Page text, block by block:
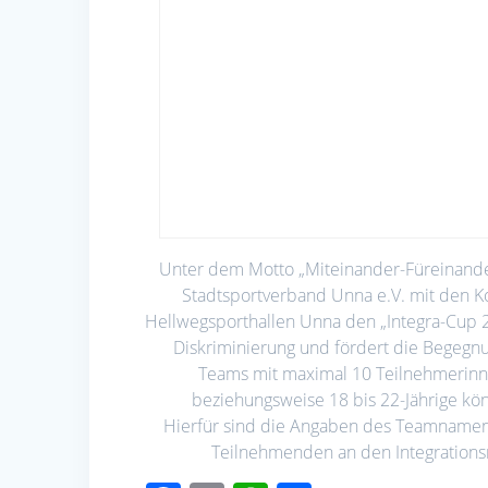
Unter dem Motto „Miteinander-
Stadtsportverband Unna e.V. mit den
Hellwegsporthallen Unna den „Integra-Cup
Diskriminierung und fördert die
Teams mit maximal 10
beziehungsweise 18 bis 22-Jährige
Hierfür sind die Angaben des
Teilnehmenden an den